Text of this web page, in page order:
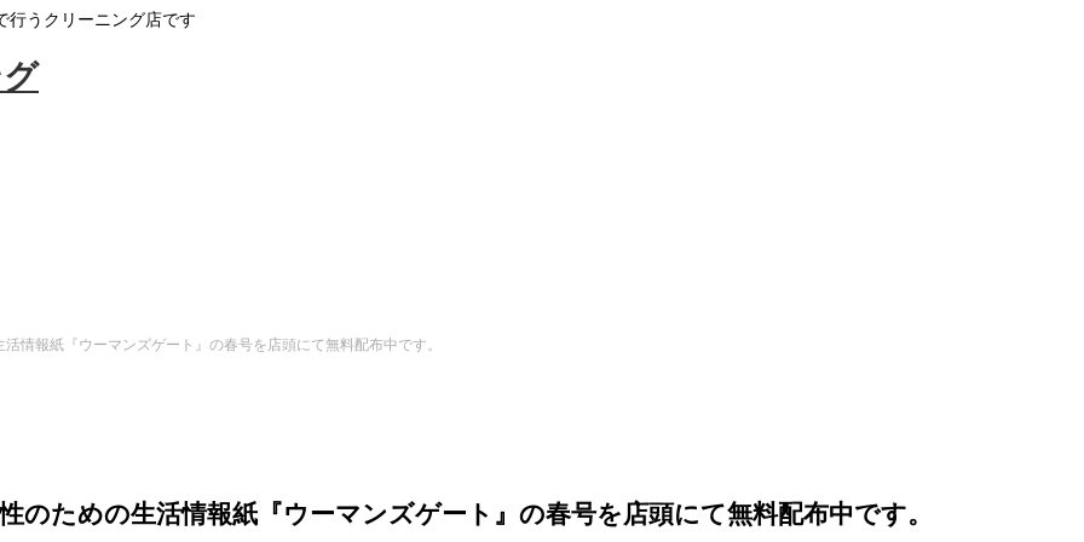
行うクリーニング店です
情報紙『ウーマンズゲート』の春号を店頭にて無料配布中です。
のための生活情報紙『ウーマンズゲート』の春号を店頭にて無料配布中です。